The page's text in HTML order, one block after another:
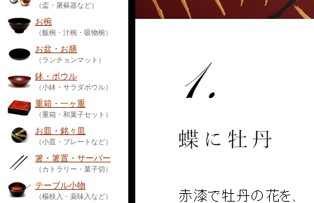
（盃・屠蘇器など）
お椀
（飯椀・汁椀・吸物椀）
お盆・お膳
（ランチョンマット）
鉢・ボウル
（小鉢・サラダボウル）
重箱・一ヶ重
（重箱・和菓子セット）
お皿・銘々皿
（小皿・プレートなど）
箸・箸置・サーバー
（カトラリー・菓子切）
テーブル小物
（楊枝入・薬味入など）